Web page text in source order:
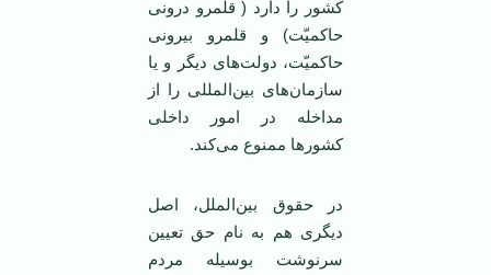
کشور را دارد ( قلمرو درونی
حاکمیّت) و قلمرو بیرونی
حاکمیّت، دولت‌های دیگر و یا
سازمان‌های بین‌المللی را از
مداخله در امور داخلی
کشورها ممنوع می‌کند.
در حقوق بین‌الملل، اصل
دیگری هم به نام حق تعیین
سرنوشت بوسیله مردم